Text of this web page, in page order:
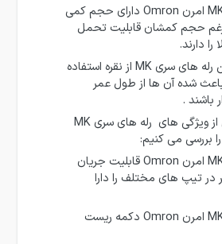
رله های سری MK امرن Omron دارای حجم کمی
حجم کمشان قابلیت تحمل
دارند.
در پل های این رله های سری MK از نقره استفاده
شده آن ها از طول عمر
باشند .
در ادامه برخی از ویژگی های رله های سری MK
رله های سری MK امرن Omron قابلیت جریان
10 آمپر در تیپ های مختلف را دارا
رله های سری MK امرن Omron دکمه ریست